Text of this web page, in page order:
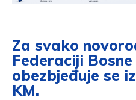
Za svako
Federaciji
obezbjeđuje se
KM.